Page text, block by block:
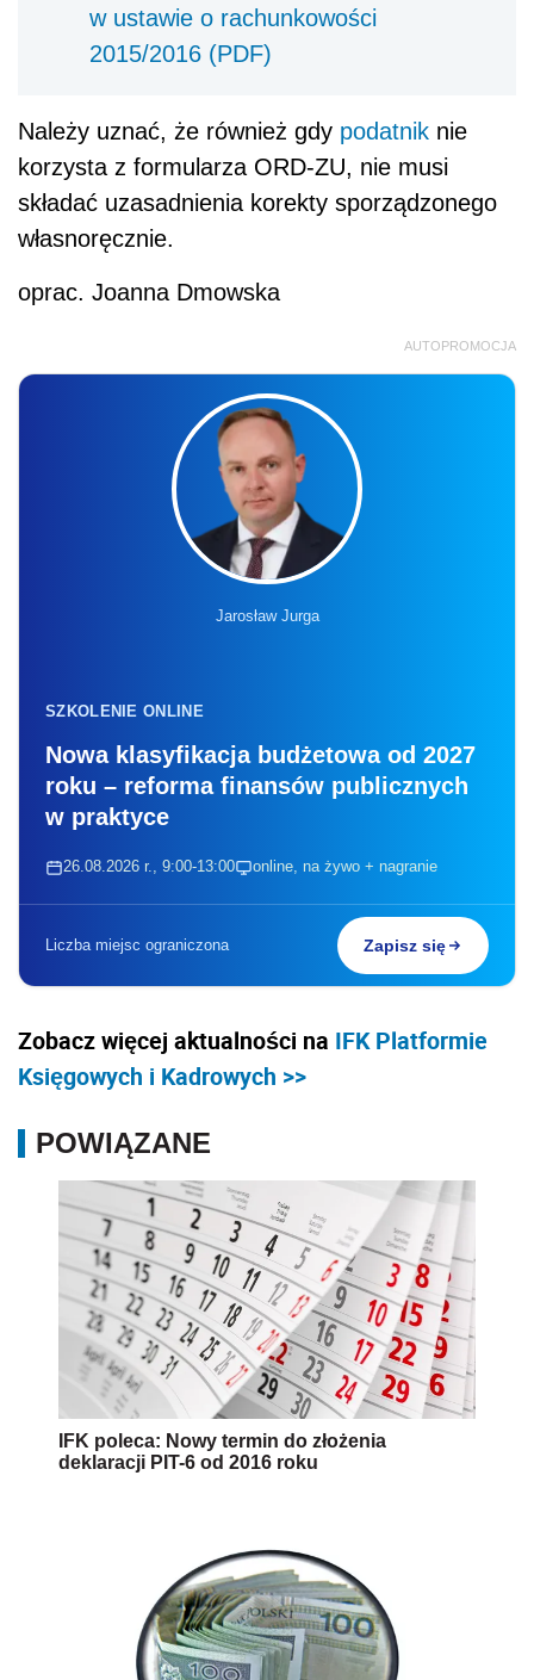
w ustawie o rachunkowości
2015/2016 (PDF)
Należy uznać, że również gdy podatnik nie
korzysta z formularza ORD-ZU, nie musi
składać uzasadnienia korekty sporządzonego
własnoręcznie.
oprac. Joanna Dmowska
AUTOPROMOCJA
Jarosław Jurga
SZKOLENIE ONLINE
Nowa klasyfikacja budżetowa od 2027
roku – reforma finansów publicznych
w praktyce
26.08.2026 r., 9:00-13:00 online, na żywo + nagranie
Liczba miejsc ograniczona Zapisz się
Zobacz więcej aktualności na IFK Platformie
Księgowych i Kadrowych >>
POWIĄZANE
IFK poleca: Nowy termin do złożenia
deklaracji PIT-6 od 2016 roku